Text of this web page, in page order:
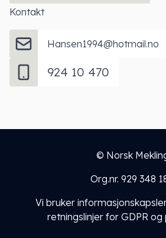
Kontakt
Hansen1994@hotmail.no
924 10 470
© Norsk
Org.nr. 929 348
Vi bruker
retningslinjer for GDPR